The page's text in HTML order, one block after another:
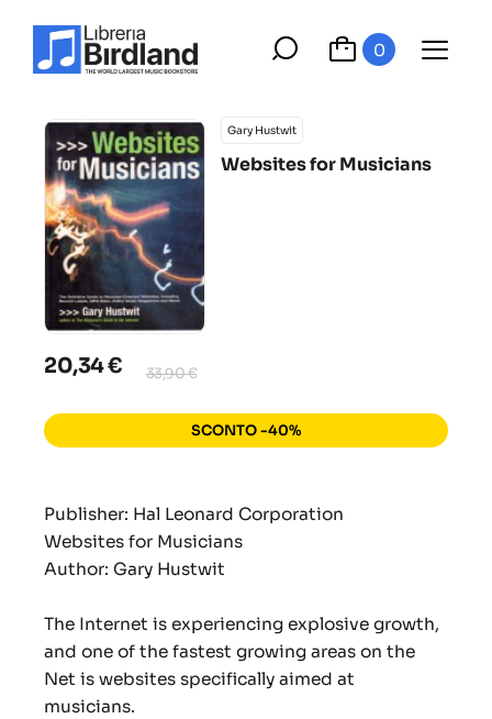
0
Gary Hustwit
Websites for Musicians
20,34 € 33,90 €
SCONTO -40%
Publisher: Hal Leonard Corporation
Websites for Musicians
Author: Gary Hustwit
The Internet is experiencing explosive growth,
and one of the fastest growing areas on the
Net is websites specifically aimed at
musicians.